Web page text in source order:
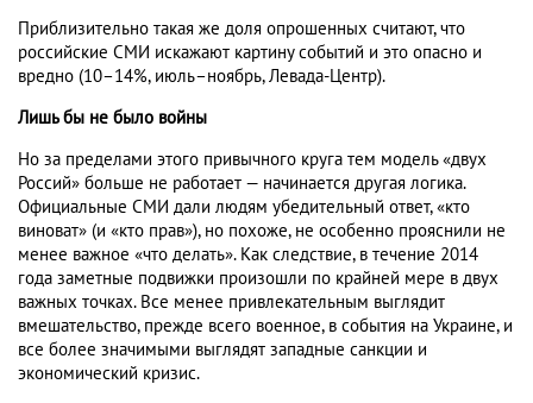
Приблизительно такая же доля опрошенных считают, что
российские СМИ искажают картину событий и это опасно и
вредно (10–14%, июль–ноябрь, Левада-Центр).
Лишь бы не было войны
Но за пределами этого привычного круга тем модель «двух
Россий» больше не работает — начинается другая логика.
Официальные СМИ дали людям убедительный ответ, «кто
виноват» (и «кто прав»), но похоже, не особенно прояснили не
менее важное «что делать». Как следствие, в течение 2014
года заметные подвижки произошли по крайней мере в двух
важных точках. Все менее привлекательным выглядит
вмешательство, прежде всего военное, в события на Украине, и
все более значимыми выглядят западные санкции и
экономический кризис.